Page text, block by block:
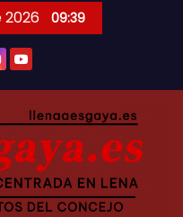
2026 09:39